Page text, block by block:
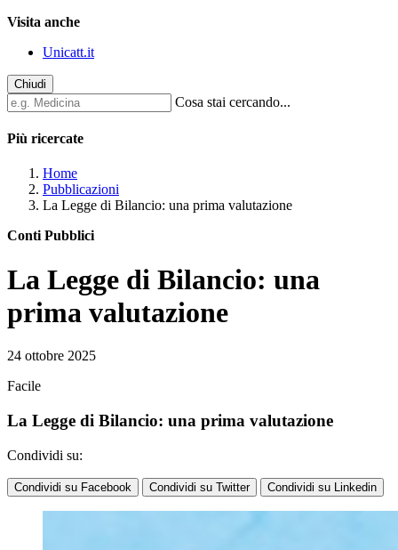
Visita anche
Unicatt.it
Chiudi
Cosa stai cercando...
Più ricercate
Home
Pubblicazioni
La Legge di Bilancio: una prima valutazione
Conti Pubblici
La Legge di Bilancio: una
prima valutazione
24 ottobre 2025
Facile
La Legge di Bilancio: una prima valutazione
Condividi su:
Condividi su Facebook Condividi su Twitter Condividi su Linkedin